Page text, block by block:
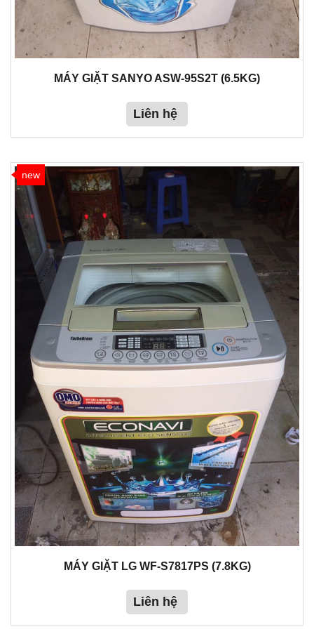
MÁY GIẶT SANYO ASW-95S2T (6.5KG)
Liên hệ
new
MÁY GIẶT LG WF-S7817PS (7.8KG)
Liên hệ